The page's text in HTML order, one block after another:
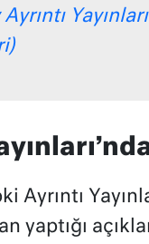
Yayınları
Ayrıntı
yaptığı